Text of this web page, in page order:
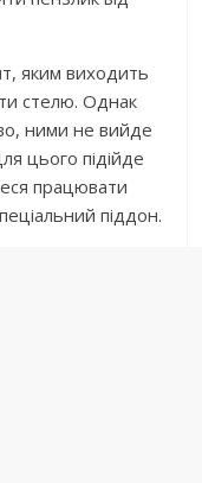
яким виходить
стелю. Однак
ними не вийде
цього підійде
працювати
піддон.